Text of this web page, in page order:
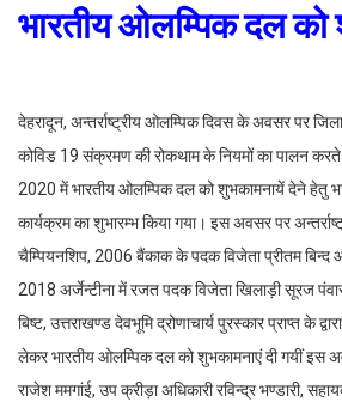
भारतीय ओलम्पिक दल को
देहरादून, अन्तर्राष्ट्रीय ओलम्पिक दिवस के अवसर पर
कोविड 19 संक्रमण की रोकथाम के नियमों का पालन
2020 में भारतीय ओलम्पिक दल को शुभकामनायें देने हेतु
कार्यक्रम का शुभारम्भ किया गया। इस अवसर पर
चैम्पियनशिप, 2006 बैंकाक के पदक विजेता प्रीतम
2018 अर्जेन्टीना में रजत पदक विजेता खिलाड़ी सूरज
बिष्ट, उत्तराखण्ड देवभूमि द्रोणाचार्य पुरस्कार प्राप्त के
लेकर भारतीय ओलम्पिक दल को शुभकामनाएं दी गयीं इस
राजेश ममगांई, उप क्रीड़ा अधिकारी रविन्द्र भण्डारी,